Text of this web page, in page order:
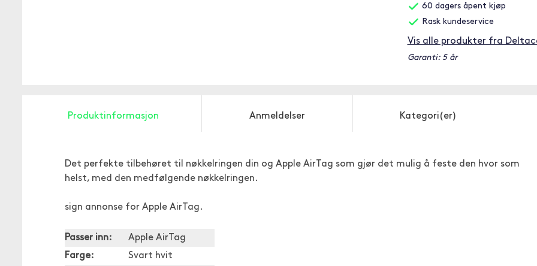
60 dagers åpent kjøp
Rask kundeservice
Vis alle produkter fra
Garanti: 5 år
Produktinformasjon Anmeldelser Kategori(er)
Det perfekte tilbehøret til nøkkelringen din og Apple AirTag som gjør det mulig å feste den hvor som
helst, med den medfølgende nøkkelringen.
sign annonse for Apple AirTag.
Passer inn:
Apple AirTag
Farge:
Svart hvit